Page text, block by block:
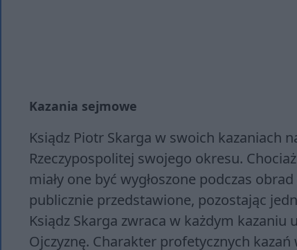
Kazania sejmowe
Ksiądz Piotr Skarga w swoich kazaniach
Rzeczypospolitej swojego okresu.
miały one być wygłoszone podczas
publicznie przedstawione, pozostając
Ksiądz Skarga zwraca w każdym
Ojczyznę. Charakter profetycznych